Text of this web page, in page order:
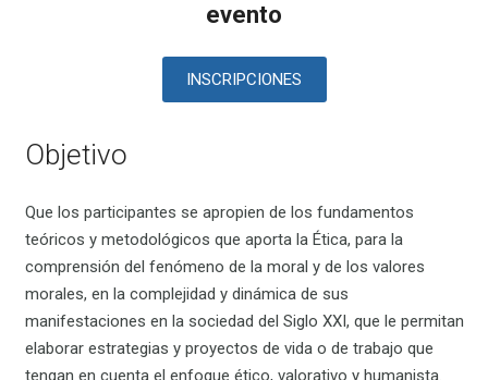
evento
INSCRIPCIONES
Objetivo
Que los participantes se apropien de los fundamentos
teóricos y metodológicos que aporta la Ética, para la
comprensión del fenómeno de la moral y de los valores
morales, en la complejidad y dinámica de sus
manifestaciones en la sociedad del Siglo XXI, que le permitan
elaborar estrategias y proyectos de vida o de trabajo que
tengan en cuenta el enfoque ético, valorativo y humanista.